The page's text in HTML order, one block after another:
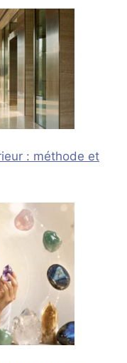
: méthode et